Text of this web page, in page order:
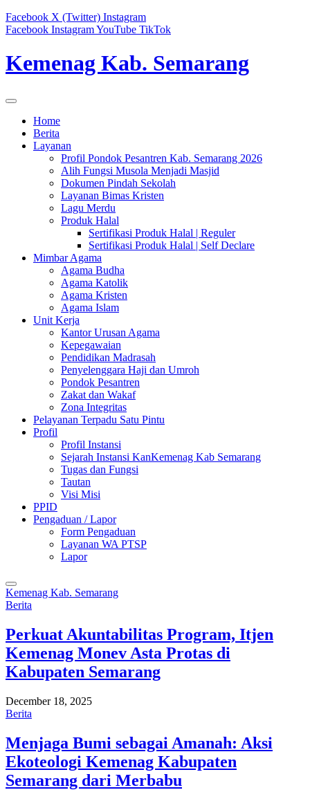
Facebook X (Twitter) Instagram
Facebook InstagramYouTube TikTok
Kemenag Kab. Semarang
Home
Berita
Layanan
Profil Pondok Pesantren Kab. Semarang 2026
Alih Fungsi Musola Menjadi Masjid
Dokumen Pindah Sekolah
Layanan Bimas Kristen
Lagu Merdu
Produk Halal
Sertifikasi Produk Halal | Reguler
Sertifikasi Produk Halal | Self Declare
Mimbar Agama
Agama Budha
Agama Katolik
Agama Kristen
Agama Islam
Unit Kerja
Kantor Urusan Agama
Kepegawaian
Pendidikan Madrasah
Penyelenggara Haji dan Umroh
Pondok Pesantren
Zakat dan Wakaf
Zona Integritas
Pelayanan Terpadu Satu Pintu
Profil
Profil Instansi
Sejarah Instansi KanKemenag Kab Semarang
Tugas dan Fungsi
Tautan
Visi Misi
PPID
Pengaduan / Lapor
Form Pengaduan
Layanan WA PTSP
Lapor
Kemenag Kab. Semarang
Berita
Perkuat Akuntabilitas Program, Itjen
Kemenag Monev Asta Protas di
Kabupaten Semarang
December 18, 2025
Berita
Menjaga Bumi sebagai Amanah: Aksi
Ekoteologi Kemenag Kabupaten
Semarang dari Merbabu